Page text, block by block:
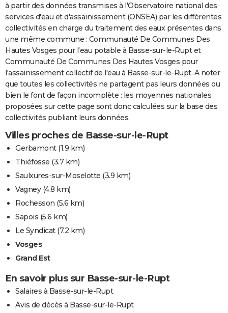
à partir des données transmises à l'Observatoire national des
services d'eau et d'assainissement (ONSEA) par les différentes
collectivités en charge du traitement des eaux présentes dans
une même commune : Communauté De Communes Des
Hautes Vosges pour l'eau potable à Basse-sur-le-Rupt et
Communauté De Communes Des Hautes Vosges pour
l'assainissement collectif de l'eau à Basse-sur-le-Rupt. A noter
que toutes les collectivités ne partagent pas leurs données ou
bien le font de façon incomplète : les moyennes nationales
proposées sur cette page sont donc calculées sur la base des
collectivités publiant leurs données.
Villes proches de Basse-sur-le-Rupt
Gerbamont(1.9 km)
Thiéfosse (3.7 km)
Saulxures-sur-Moselotte (3.9 km)
Vagney(4.8 km)
Rochesson (5.6 km)
Sapois (5.6 km)
Le Syndicat(7.2 km)
Vosges
Grand Est
En savoir plus sur Basse-sur-le-Rupt
Salaires à Basse-sur-le-Rupt
Avis de décès à Basse-sur-le-Rupt